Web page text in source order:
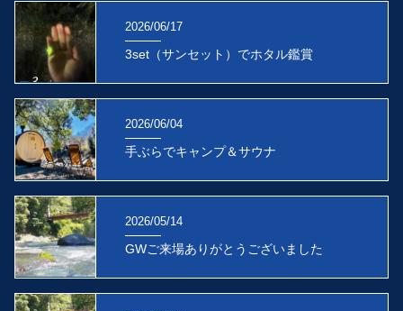
2026/06/17
3set（サンセット）でホタル鑑賞
2026/06/04
手ぶらでキャンプ＆サウナ
2026/05/14
GWご来場ありがとうございました